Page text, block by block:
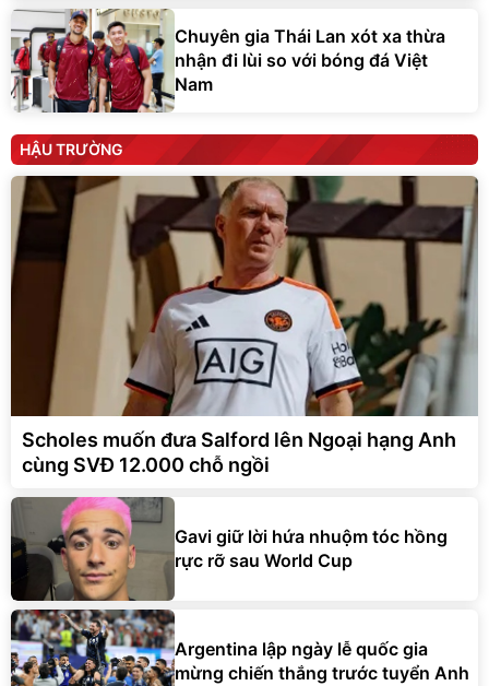
Chuyên gia Thái Lan xót xa thừa
nhận đi lùi so với bóng đá Việt
Nam
HẬU TRƯỜNG
Scholes muốn đưa Salford lên Ngoại hạng Anh
cùng SVĐ 12.000 chỗ ngồi
Gavi giữ lời hứa nhuộm tóc hồng
rực rỡ sau World Cup
Argentina lập ngày lễ quốc gia
mừng chiến thắng trước tuyển Anh